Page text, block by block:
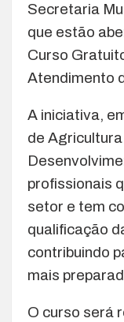
Secretaria
que estão
Curso
Atendimento
A iniciativa,
de
profissionais
setor e tem
qualificação
contribuindo
mais
O curso será